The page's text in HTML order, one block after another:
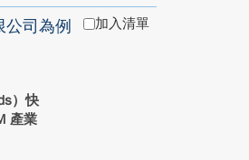
司為例
）快
產業
加入清單